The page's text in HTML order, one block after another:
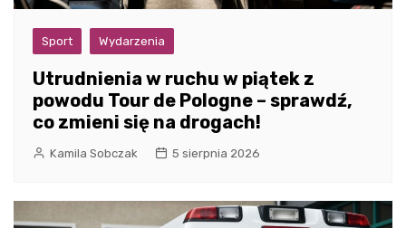
Sport Wydarzenia
Utrudnienia w ruchu w piątek z
powodu Tour de Pologne – sprawdź,
co zmieni się na drogach!
Kamila Sobczak 5 sierpnia 2026